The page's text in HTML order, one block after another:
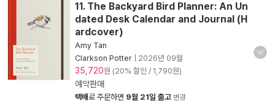
11. The Backyard Bird Planner: An Un
dated Desk Calendar and Journal (H
ardcover)
Amy Tan
Clarkson Potter
2026년 09월
35,720원 (20% 할인 / 1,790원)
예약판매
택배로 주문하면 9월 21일 출고 변경